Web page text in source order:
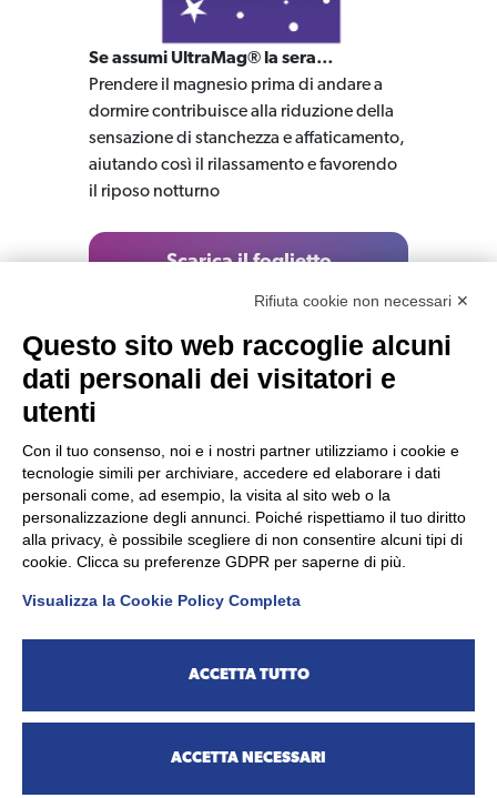
Se assumi UltraMag® la sera…
Prendere il magnesio prima di andare a
dormire contribuisce alla riduzione della
sensazione di stanchezza e affaticamento,
aiutando così il rilassamento e favorendo
il riposo notturno
Scarica il foglietto
illustrativo
CONTATTI
PharmaNutra S.p.A. - Via Campodavela, 1 56122 Pisa
Telefono +39 050 7846500
2026 - All Rights Pharmanutra SpA.
Rifiuta cookie non necessari ✕
Questo sito web raccoglie alcuni
dati personali dei visitatori e
utenti
Con il tuo consenso, noi e i nostri partner utilizziamo i cookie e
tecnologie simili per archiviare, accedere ed elaborare i dati
personali come, ad esempio, la visita al sito web o la
personalizzazione degli annunci. Poiché rispettiamo il tuo diritto
alla privacy, è possibile scegliere di non consentire alcuni tipi di
cookie. Clicca su preferenze GDPR per saperne di più.
Visualizza la Cookie Policy Completa
ACCETTA TUTTO
ACCETTA NECESSARI